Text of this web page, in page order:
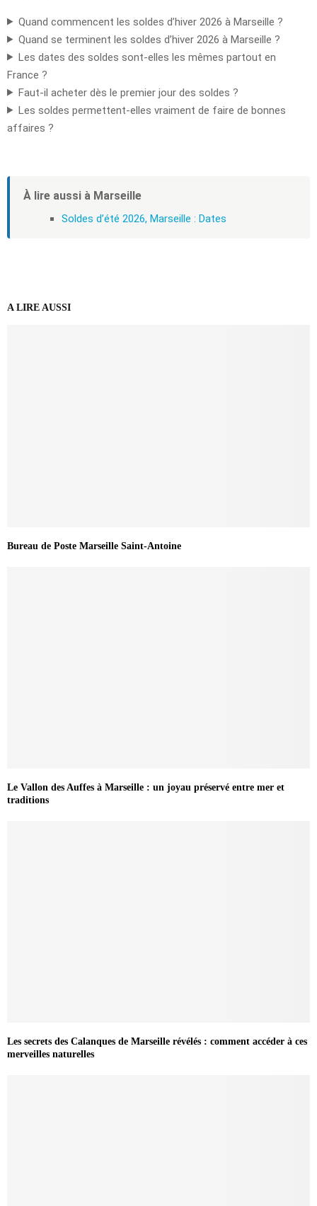
Quand commencent les soldes d’hiver 2026 à Marseille ?
Quand se terminent les soldes d’hiver 2026 à Marseille ?
Les dates des soldes sont-elles les mêmes partout en
France ?
Faut-il acheter dès le premier jour des soldes ?
Les soldes permettent-elles vraiment de faire de bonnes
affaires ?
À lire aussi à Marseille
Soldes d’été 2026, Marseille : Dates
A LIRE AUSSI
Bureau de Poste Marseille Saint-Antoine
Le Vallon des Auffes à Marseille : un joyau préservé entre mer et
traditions
Les secrets des Calanques de Marseille révélés : comment accéder à ces
merveilles naturelles